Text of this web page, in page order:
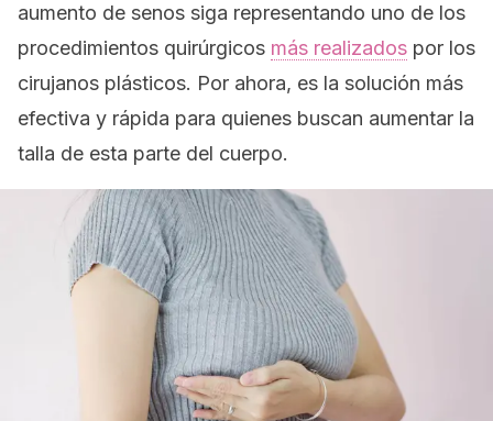
aumento de senos siga representando uno de los
procedimientos quirúrgicos más realizados por los
cirujanos plásticos. Por ahora, es la solución más
efectiva y rápida para quienes buscan aumentar la
talla de esta parte del cuerpo.